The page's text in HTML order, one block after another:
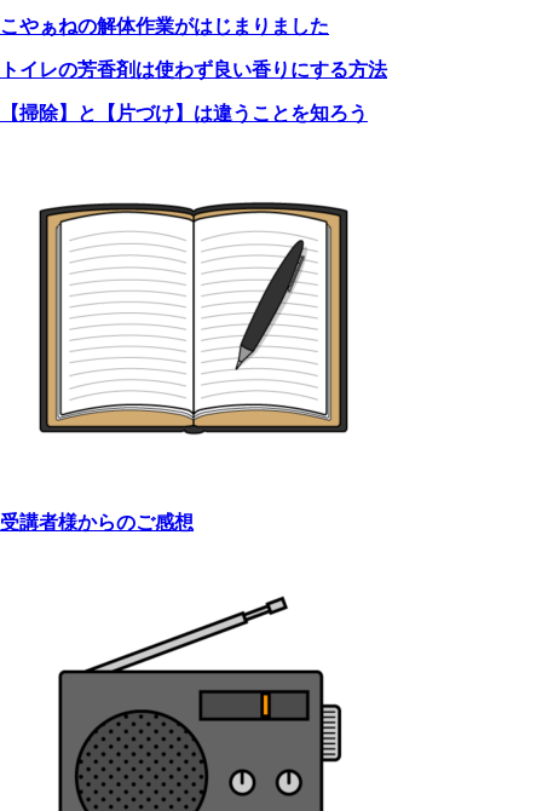
こやぁねの解体作業がはじまりました
トイレの芳香剤は使わず良い香りにする方法
【掃除】と【片づけ】は違うことを知ろう
受講者様からのご感想